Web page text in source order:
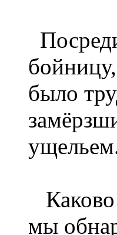
было
Каково
мы